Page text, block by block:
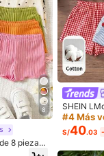
Tela tejida
100% Poliéster
Seguidores
Seguidores
8
8 piezas
y shorts d
SHEIN
al de
on lazo a
#4 Más
S/40.03